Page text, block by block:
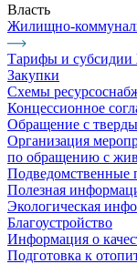
Власть
Жилищно-
Тарифы и
Закупки
Схемы
Концессионное
Обращение с
Организация
по обращению с
Подведомственные
Полезная
Экологическая
Благоустройство
Информация о
Подготовка к